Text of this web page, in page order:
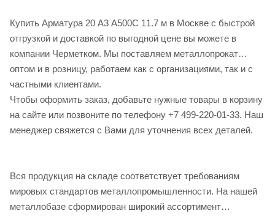
Купить Арматура 20 А3 А500С 11.7 м в Москве с быстрой
отгрузкой и доставкой по выгодной цене вы можете в
компании Черметком. Мы поставляем металлопрокат
оптом и в розницу, работаем как с организациями, так и с
частными клиентами.
Чтобы оформить заказ, добавьте нужные товары в корзину
на сайте или позвоните по телефону +7 499-220-01-33. Наш
менеджер свяжется с Вами для уточнения всех деталей.
Вся продукция на складе соответствует требованиям
мировых стандартов металлопромышленности. На нашей
металлобазе сформирован широкий ассортимент